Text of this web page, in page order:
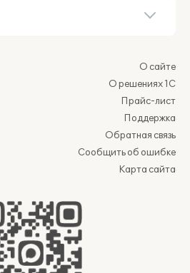
О сайте
О решениях 1С
Прайс-лист
Поддержка
Обратная связь
Сообщить об ошибке
Карта сайта